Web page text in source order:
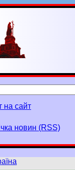
на сайт
новин (RSS)